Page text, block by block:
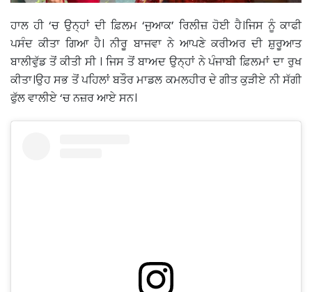
ਹਾਲ ਹੀ ‘ਚ ਉਨ੍ਹਾਂ ਦੀ ਫ਼ਿਲਮ ‘ਜੁਆਕ’ ਰਿਲੀਜ਼ ਹੋਈ ਹੈ।ਜਿਸ ਨੂੰ ਕਾਫੀ
ਪਸੰਦ ਕੀਤਾ ਗਿਆ ਹੈ। ਨੀਰੂ ਬਾਜਵਾ ਨੇ ਆਪਣੇ ਕਰੀਅਰ ਦੀ ਸ਼ੁਰੂਆਤ
ਬਾਲੀਵੁੱਡ ਤੋਂ ਕੀਤੀ ਸੀ । ਜਿਸ ਤੋਂ ਬਾਅਦ ਉਨ੍ਹਾਂ ਨੇ ਪੰਜਾਬੀ ਫ਼ਿਲਮਾਂ ਦਾ ਰੁਖ
ਕੀਤਾ।ਉਹ ਸਭ ਤੋਂ ਪਹਿਲਾਂ ਬਤੌਰ ਮਾਡਲ ਕਮਲਹੀਰ ਦੇ ਗੀਤ ਕੁੜੀਏ ਨੀ ਸੱਗੀ
ਫੁੱਲ ਵਾਲੀਏ ‘ਚ ਨਜ਼ਰ ਆਏ ਸਨ।